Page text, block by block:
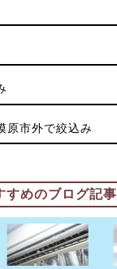
原市外で絞込み
すめのブログ記事